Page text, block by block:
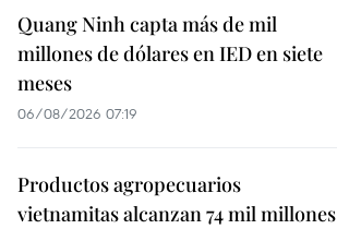
Quang Ninh capta más de mil
millones de dólares en IED en siete
meses
06/08/2026 07:19
Productos agropecuarios
vietnamitas alcanzan 74 mil millones